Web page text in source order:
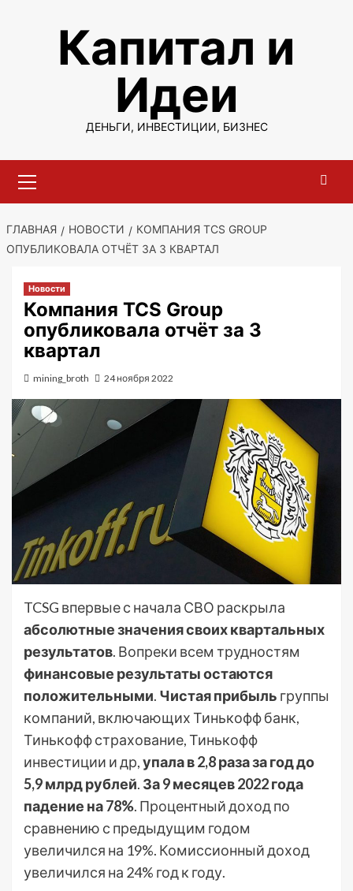
содержимомуКапитал и
Идеи
ДЕНЬГИ, ИНВЕСТИЦИИ, БИЗНЕС
меню
ГЛАВНАЯ НОВОСТИ
КОМПАНИЯ TCS GROUP
ОПУБЛИКОВАЛА ОТЧЁТ ЗА 3 КВАРТАЛ
Новости
Компания TCS Group
опубликовала отчёт за 3
квартал
mining_broth 24 ноября 2022
TCSG впервые с начала СВО раскрыла
абсолютные значения своих квартальных
результатов. Вопреки всем трудностям
финансовые результаты остаются
положительными. Чистая прибыль группы
компаний, включающих Тинькофф банк,
Тинькофф страхование, Тинькофф
инвестиции и др,упала в 2,8 раза за год до
5,9 млрд рублей. За 9 месяцев 2022 года
падение на 78%. Процентный доход по
сравнению с предыдущим годом
увеличился на 19%. Комиссионный доход
увеличился на 24% год к году.